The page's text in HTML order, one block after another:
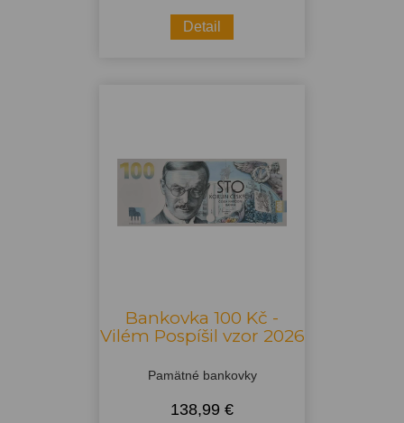
Detail
Bankovka 100 Kč -
Vilém Pospíšil vzor 2026
Pamätné bankovky
138,99 €